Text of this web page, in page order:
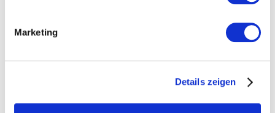
Marketing
Details zeigen
Solar panels
Batteries